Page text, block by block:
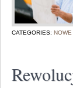
CATEGORIES: